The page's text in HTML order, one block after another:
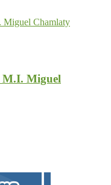
M.I. Miguel